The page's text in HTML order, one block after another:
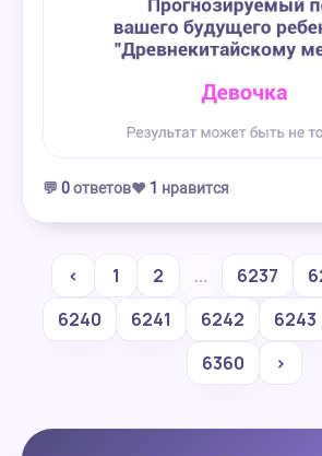
💬 0ответов❤️ 1 нравится
‹ 1 2 ... 6237
6240
6241 6242 6243
6360
›